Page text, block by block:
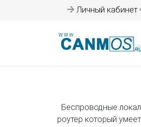
Личный кабинет
Беспроводные
роутер который